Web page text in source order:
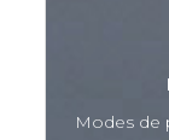
Modes de